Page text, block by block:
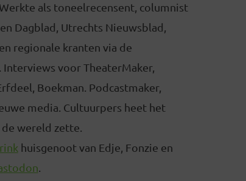
als toneelrecensent, columnist
Dagblad, Utrechts Nieuwsblad,
regionale kranten via de
Interviews voor TheaterMaker,
Boekman. Podcastmaker,
media. Cultuurpers heet het
wereld zette.
huisgenoot van Edje, Fonzie en
.